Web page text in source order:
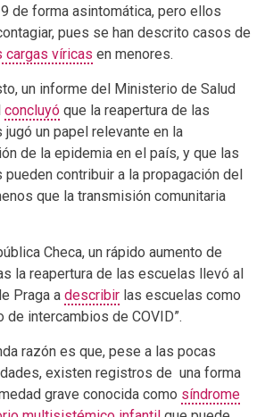
de forma asintomática, pero ellos
pues se han descrito casos de
cargas víricas en menores.
un informe del Ministerio de Salud
concluyó que la reapertura de las
jugó un papel relevante en la
de la epidemia en el país, y que las
contribuir a la propagación del
que la transmisión comunitaria
Checa, un rápido aumento de
la reapertura de las escuelas llevó al
Praga a describir las escuelas como
de intercambios de COVID”.
razón es que, pese a las pocas
existen registros de una forma
grave conocida como síndrome